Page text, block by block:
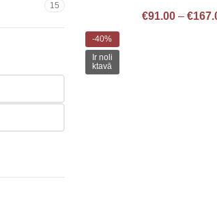
15
€91.00 – €
-40%
Ir noli
ktavā